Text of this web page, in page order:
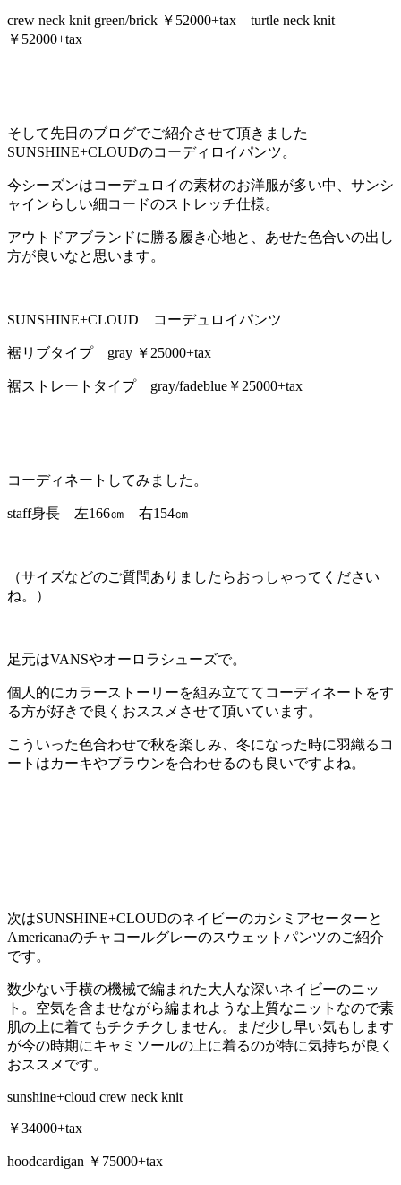
crew neck knit green/brick ￥52000+tax turtle neck knit
￥52000+tax
そして先日のブログでご紹介させて頂きました
SUNSHINE+CLOUDのコーディロイパンツ。
今シーズンはコーデュロイの素材のお洋服が多い中、サンシ
ャインらしい細コードのストレッチ仕様。
アウトドアブランドに勝る履き心地と、あせた色合いの出し
方が良いなと思います。
SUNSHINE+CLOUD コーデュロイパンツ
裾リブタイプ gray ￥25000+tax
裾ストレートタイプ gray/fadeblue￥25000+tax
コーディネートしてみました。
staff身長 左166㎝ 右154㎝
（サイズなどのご質問ありましたらおっしゃってください
ね。）
足元はVANSやオーロラシューズで。
個人的にカラーストーリーを組み立ててコーディネートをす
る方が好きで良くおススメさせて頂いています。
こういった色合わせで秋を楽しみ、冬になった時に羽織るコ
ートはカーキやブラウンを合わせるのも良いですよね。
次はSUNSHINE+CLOUDのネイビーのカシミアセーターと
Americanaのチャコールグレーのスウェットパンツのご紹介
です。
数少ない手横の機械で編まれた大人な深いネイビーのニッ
ト。空気を含ませながら編まれような上質なニットなので素
肌の上に着てもチクチクしません。まだ少し早い気もします
が今の時期にキャミソールの上に着るのが特に気持ちが良く
おススメです。
sunshine+cloud crew neck knit
￥34000+tax
hoodcardigan ￥75000+tax